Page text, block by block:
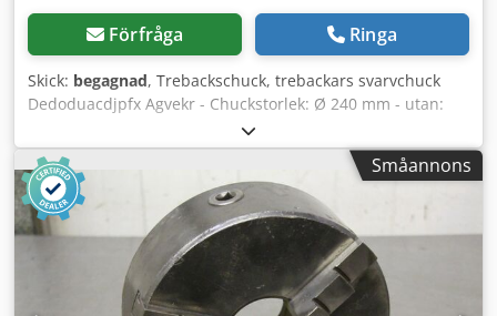
Förfråga Ringa
Skick: begagnad, Trebackschuck, trebackars svarvchuck
Dedoduacdjpfx Agvekr - Chuckstorlek: Ø 240 mm - utan:
utbytbara backar - Genomgång: Ø 77 mm - Vikt: 18 kg
Småannons